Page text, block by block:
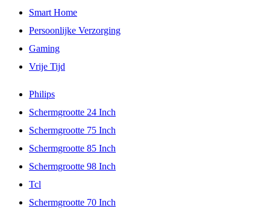
Smart Home
Persoonlijke Verzorging
Gaming
Vrije Tijd
Philips
Schermgrootte 24 Inch
Schermgrootte 75 Inch
Schermgrootte 85 Inch
Schermgrootte 98 Inch
Tcl
Schermgrootte 70 Inch